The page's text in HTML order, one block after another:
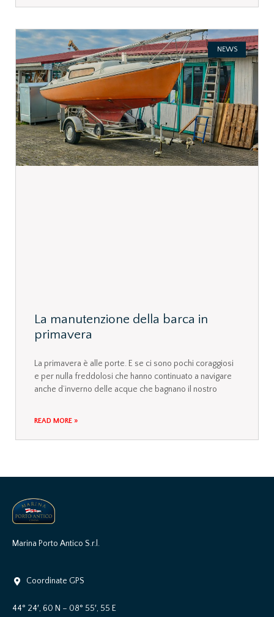
NEWS
La manutenzione della barca in
primavera
La primavera è alle porte. E se ci sono pochi coraggiosi
e per nulla freddolosi che hanno continuato a navigare
anche d’inverno delle acque che bagnano il nostro
READ MORE »
Marina Porto Antico S.r.l.
Coordinate GPS
44° 24′, 60 N – 08° 55′, 55 E